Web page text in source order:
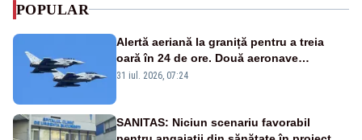
POPULAR
Alertă aeriană la graniță pentru a treia
oară în 24 de ore. Două aeronave
Eurofighter britanice au fost ridicate de la
31 iul. 2026, 07:24
SANITAS: Niciun scenariu favorabil